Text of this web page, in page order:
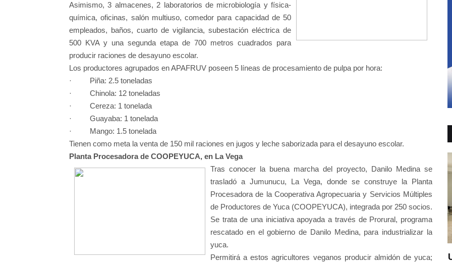
Asimismo, 3 almacenes, 2 laboratorios de microbiología y física-
química, oficinas, salón multiuso, comedor para capacidad de 50
empleados, baños, cuarto de vigilancia, subestación eléctrica de
500 KVA y una segunda etapa de 700 metros cuadrados para
producir raciones de desayuno escolar.
Los productores agrupados en APAFRUV poseen 5 líneas de procesamiento de pulpa por hora:
· Piña: 2.5 toneladas
· Chinola: 12 toneladas
· Cereza: 1 tonelada
· Guayaba: 1 tonelada
· Mango: 1.5 tonelada
Tienen como meta la venta de 150 mil raciones en jugos y leche saborizada para el desayuno escolar.
Planta Procesadora de COOPEYUCA, en La Vega
Tras conocer la buena marcha del proyecto, Danilo Medina se
trasladó a Jumunucu, La Vega, donde se construye la Planta
Procesadora de la Cooperativa Agropecuaria y Servicios Múltiples
de Productores de Yuca (COOPEYUCA), integrada por 250 socios.
Se trata de una iniciativa apoyada a través de Prorural, programa
rescatado en el gobierno de Danilo Medina, para industrializar la
yuca.
Permitirá a estos agricultores veganos producir almidón de yuca;